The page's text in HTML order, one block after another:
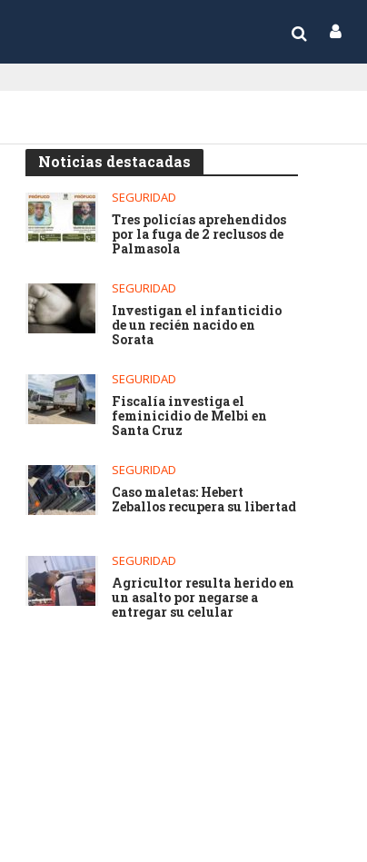
Noticias destacadas
SEGURIDAD
Tres policías aprehendidos
por la fuga de 2 reclusos de
Palmasola
SEGURIDAD
Investigan el infanticidio
de un recién nacido en
Sorata
SEGURIDAD
Fiscalía investiga el
feminicidio de Melbi en
Santa Cruz
SEGURIDAD
Caso maletas: Hebert
Zeballos recupera su libertad
SEGURIDAD
Agricultor resulta herido en
un asalto por negarse a
entregar su celular